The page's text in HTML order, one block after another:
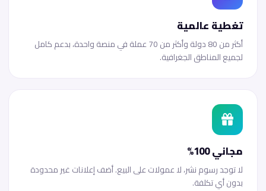
تغطية عالمية
أكثر من 80 دولة وأكثر من 70 عملة في منصة واحدة، بدعم كامل
لجميع المناطق الجغرافية.
مجاني 100%
لا توجد رسوم نشر، لا عمولات على البيع. أضف إعلانات غير محدودة
بدون أي تكلفة.